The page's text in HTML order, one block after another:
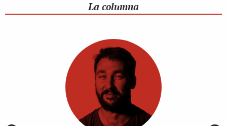
La columna